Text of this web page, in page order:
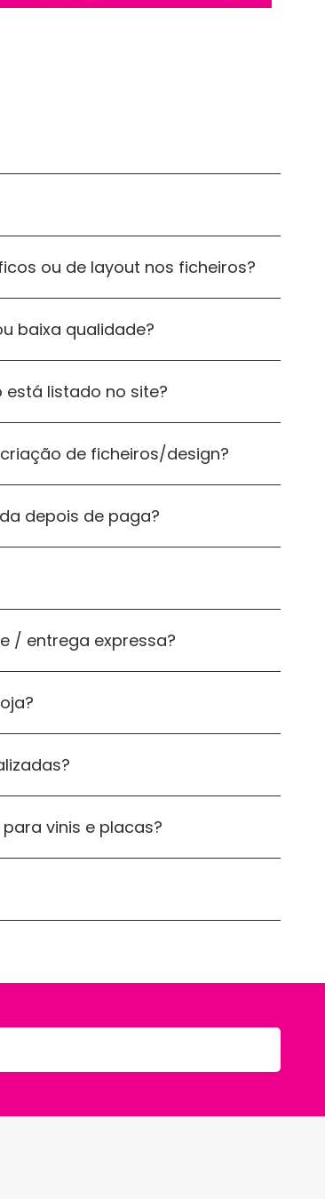
ou de layout nos ficheiros?
baixa qualidade?
listado no site?
de ficheiros/design?
depois de paga?
/ entrega expressa?
vinis e placas?